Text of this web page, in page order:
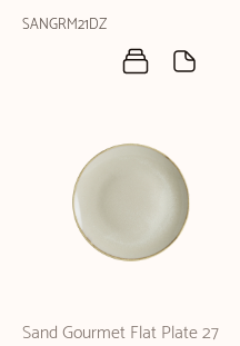
SANGRM21DZ
Sand Gourmet Flat Plate 27